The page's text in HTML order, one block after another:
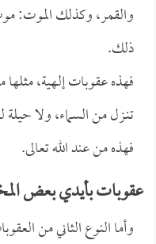
والقمر، وكذلك الموت:
ذلك.
فهذه عقوبات إلـهية،
تنـزل من السماء، ولا
فهذه من عند الله تعالى.
عقوبات بأيدي بعض
وأما النوع الثاني من